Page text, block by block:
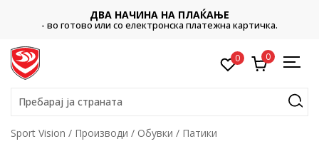
ДВА НАЧИНА НА ПЛАЌАЊЕ
- во готово или со електронска платежна картичка.
0 0
Пребарај ја страната
Sport Vision Производи Обувки
Патики